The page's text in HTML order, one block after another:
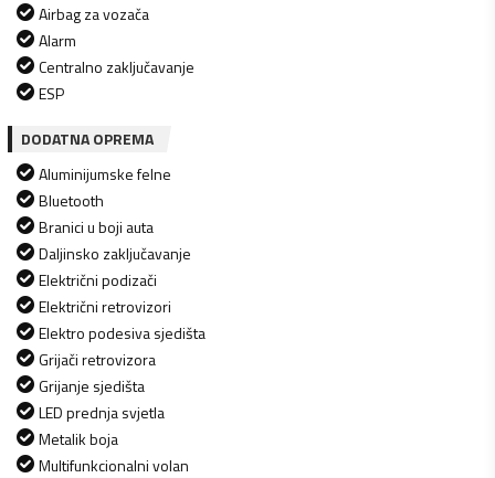
Airbag za vozača
Alarm
Centralno zaključavanje
ESP
DODATNA OPREMA
Aluminijumske felne
Bluetooth
Branici u boji auta
Daljinsko zaključavanje
Električni podizači
Električni retrovizori
Elektro podesiva sjedišta
Grijači retrovizora
Grijanje sjedišta
LED prednja svjetla
Metalik boja
Multifunkcionalni volan